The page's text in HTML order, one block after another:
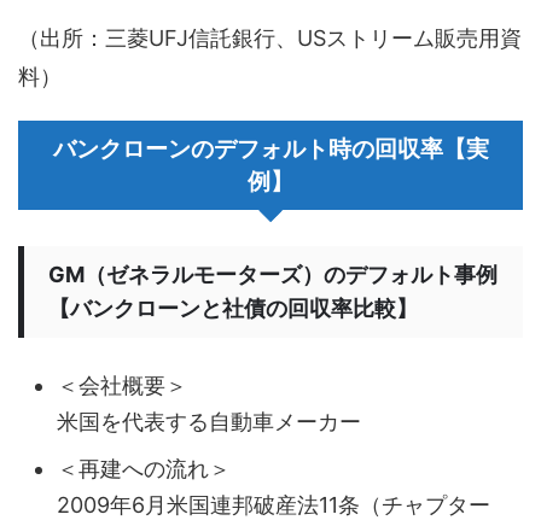
（出所：三菱UFJ信託銀行、USストリーム販売用資
料）
バンクローンのデフォルト時の回収率【実
例】
GM（ゼネラルモーターズ）のデフォルト事例
【バンクローンと社債の回収率比較】
＜会社概要＞
米国を代表する自動車メーカー
＜再建への流れ＞
2009年6月米国連邦破産法11条（チャプター